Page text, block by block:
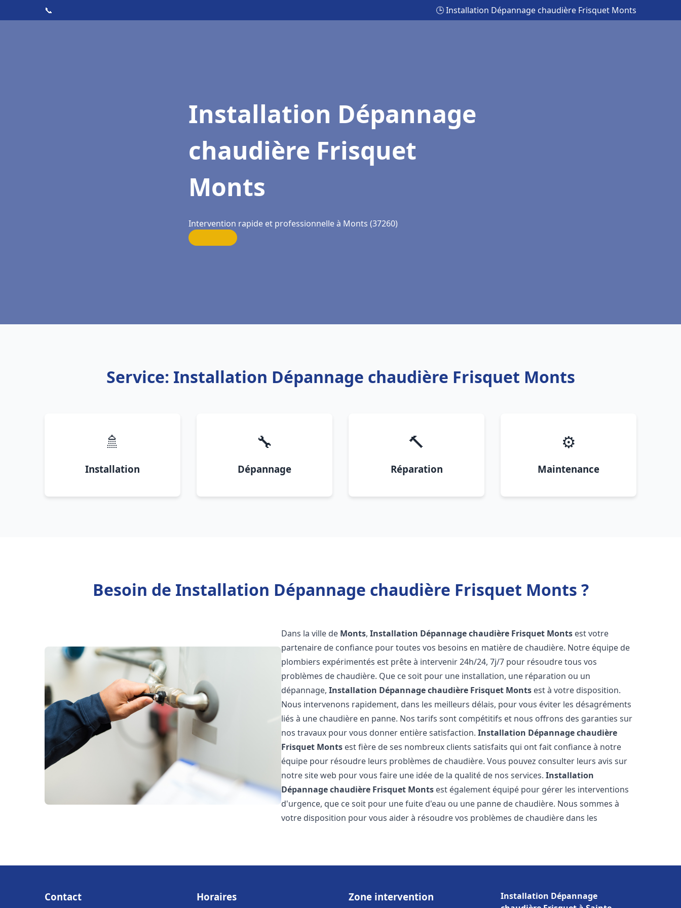
📞 🕒 Installation Dépannage chaudière Frisquet Monts
Installation Dépannage
chaudière Frisquet
Monts
Intervention rapide et professionnelle à Monts (37260)
Service: Installation Dépannage chaudière Frisquet Monts
🚿
Installation
🔧
Dépannage
🔨
Réparation
⚙️
Maintenance
Besoin de Installation Dépannage chaudière Frisquet Monts ?
Dans la ville de Monts,Installation Dépannage chaudière Frisquet Monts est votre
partenaire de confiance pour toutes vos besoins en matière de chaudière. Notre équipe de
plombiers expérimentés est prête à intervenir 24h/24, 7j/7 pour résoudre tous vos
problèmes de chaudière. Que ce soit pour une installation, une réparation ou un
dépannage,Installation Dépannage chaudière Frisquet Monts est à votre disposition.
Nous intervenons rapidement, dans les meilleurs délais, pour vous éviter les désagréments
liés à une chaudière en panne. Nos tarifs sont compétitifs et nous offrons des garanties sur
nos travaux pour vous donner entière satisfaction.Installation Dépannage chaudière
Frisquet Monts est fière de ses nombreux clients satisfaits qui ont fait confiance à notre
équipe pour résoudre leurs problèmes de chaudière. Vous pouvez consulter leurs avis sur
notre site web pour vous faire une idée de la qualité de nos services.Installation
Dépannage chaudière Frisquet Monts est également équipé pour gérer les interventions
d'urgence, que ce soit pour une fuite d'eau ou une panne de chaudière. Nous sommes à
votre disposition pour vous aider à résoudre vos problèmes de chaudière dans les
Contact Horaires Zone intervention
Installation Dépannage